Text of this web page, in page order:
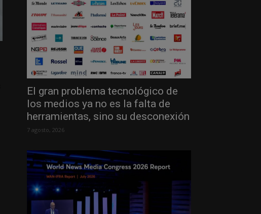
El gran problema tecnológico de
los medios ya no es la falta de
herramientas, sino su desconexión
7 agosto, 2026